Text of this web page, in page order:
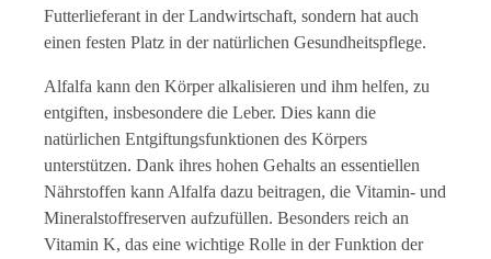
Futterlieferant in der Landwirtschaft, sondern hat auch
einen festen Platz in der natürlichen Gesundheitspflege.
Alfalfa kann den Körper alkalisieren und ihm helfen, zu
entgiften, insbesondere die Leber. Dies kann die
natürlichen Entgiftungsfunktionen des Körpers
unterstützen. Dank ihres hohen Gehalts an essentiellen
Nährstoffen kann Alfalfa dazu beitragen, die Vitamin- und
Mineralstoffreserven aufzufüllen. Besonders reich an
Vitamin K, das eine wichtige Rolle in der Funktion der